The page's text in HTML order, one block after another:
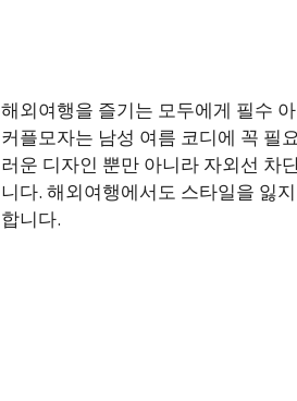
해외여행을 즐기는 모두에게 필수
커플모자는 남성 여름 코디에 꼭 필
러운 디자인 뿐만 아니라 자외선 차
니다. 해외여행에서도 스타일을 잃
합니다.